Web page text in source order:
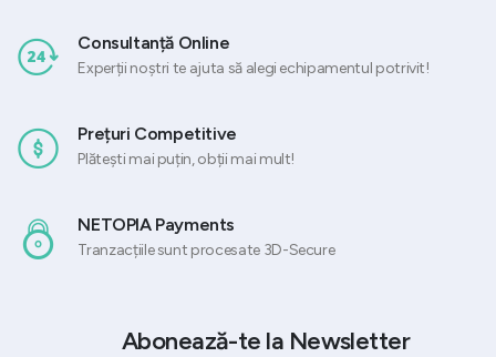
Consultanță Online
Experții noștri te ajuta să alegi echipamentul potrivit!
Prețuri Competitive
Plătești mai puțin, obții mai mult!
NETOPIA Payments
Tranzacțiile sunt procesate 3D-Secure
Abonează-te la Newsletter